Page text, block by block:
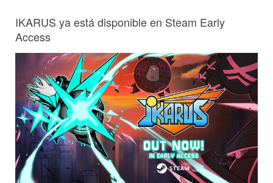
IKARUS ya está disponible en Steam Early
Access